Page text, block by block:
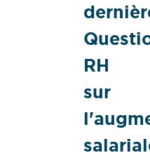
RH
sur